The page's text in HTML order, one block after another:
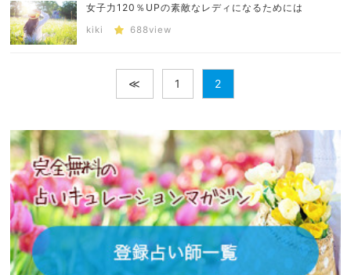
女子力120％UPの素敵なレディになるためには
kiki 688view
≪ 1 2